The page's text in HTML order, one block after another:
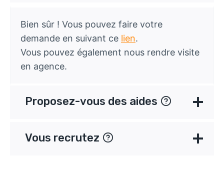
Bien sûr ! Vous pouvez faire votre
demande en suivant ce lien.
Vous pouvez également nous rendre visite
en agence.
Proposez-vous des aides
Vous recrutez